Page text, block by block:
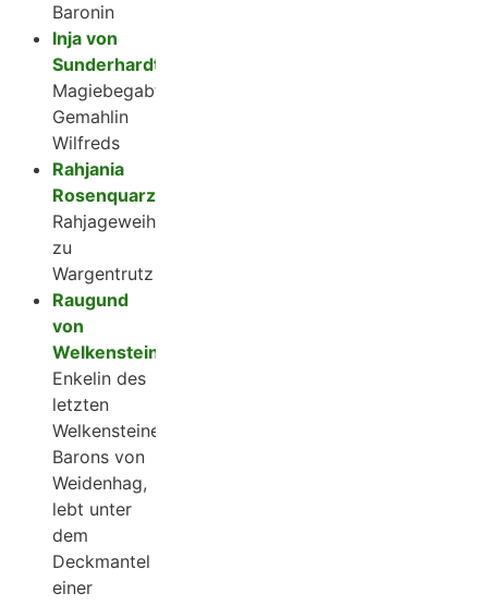
Baronin
Inja von
Sunderhardt
Magiebegabte
Gemahlin
Wilfreds
Rahjania
Rosenquarz
Rahjageweihte
zu
Wargentrutz
Raugund
von
Welkenstein
Enkelin des
letzten
Welkensteiner
Barons von
Weidenhag,
lebt unter
dem
Deckmantel
einer